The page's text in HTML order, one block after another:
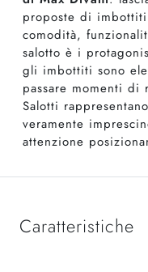
proposte di imbottiti
comodità,
salotto è i
gli imbottiti sono
passare momenti
Salotti
veramente
attenzione
Caratteristiche